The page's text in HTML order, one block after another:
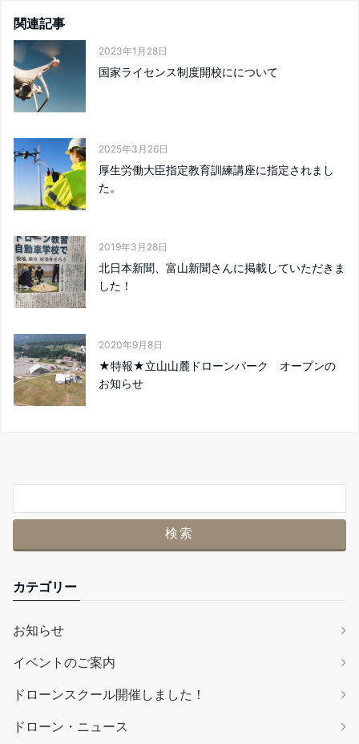
関連記事
2023年1月28日
国家ライセンス制度開校にについて
2025年3月26日
厚生労働大臣指定教育訓練講座に指定されまし
た。
2019年3月28日
北日本新聞、富山新聞さんに掲載していただきま
した！
2020年9月8日
★特報★立山山麓ドローンパーク オープンの
お知らせ
カテゴリー
お知らせ
イベントのご案内
ドローンスクール開催しました！
ドローン・ニュース